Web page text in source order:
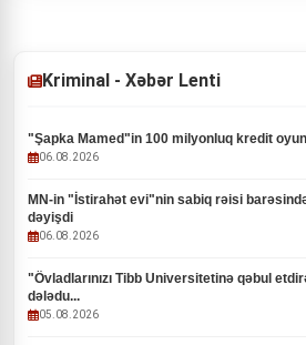
Kriminal - Xəbər Lenti
"Şapka Mamed"in 100 milyonluq kredit
06.08.2026
MN-in "İstirahət evi"nin sabiq rəisi
dəyişdi
06.08.2026
"Övladlarınızı Tibb Universitetinə qəbul
dələdu...
05.08.2026